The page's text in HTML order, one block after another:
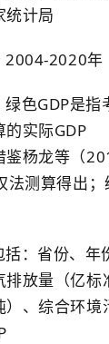
统计局
2004-2020年
色GDP是
实际GDP
鉴杨龙等（
法测算得出
括：省份、年
排放量（亿
、综合环境